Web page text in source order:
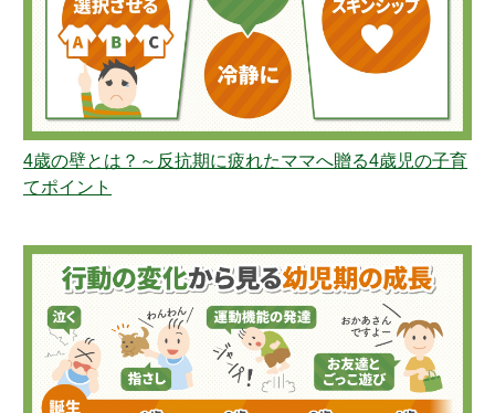
4歳の壁とは？～反抗期に疲れたママへ贈る4歳児の子育
てポイント